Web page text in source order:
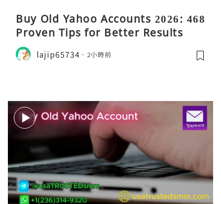
Buy Old Yahoo Accounts 2026: 468
Proven Tips for Better Results
lajip65734 2小時前